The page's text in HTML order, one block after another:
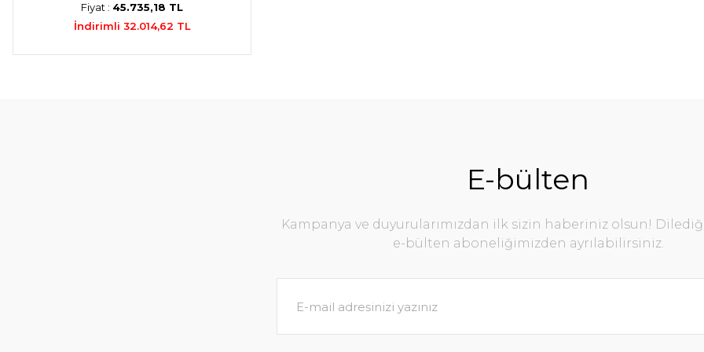
Fiyat : 45.735,18 TL
İndirimli 32.014,62 TL
E-bülten
Kampanya ve duyurularımızdan ilk sizin haberiniz olsun!
e-bülten aboneliğimizden ayrılabilirsiniz.